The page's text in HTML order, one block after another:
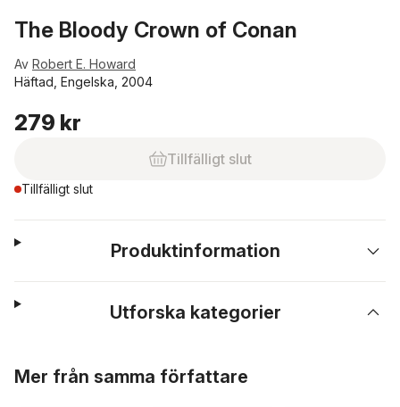
The Bloody Crown of Conan
Av Robert E. Howard
Häftad, Engelska, 2004
279 kr
Tillfälligt slut
Tillfälligt slut
Produktinformation
Utforska kategorier
Mer från samma författare